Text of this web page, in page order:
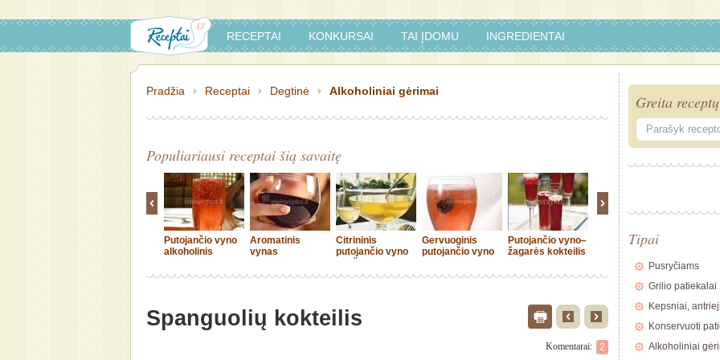
RECEPTAI KONKURSAI TAI ĮDOMU INGREDIENTAI
Pradžia Receptai Degtinė Alkoholiniai gėrimai
Populiariausi receptai šią savaitę
Putojančio vyno
alkoholinis
Aromatinis
vynas
Citrininis
putojančio vyno
Gervuoginis
putojančio vyno
Putojančio vyno–
žagarės kokteilis
Putojantis vynas
su spanguolėmis
Spanguolių kokteilis
Komentarai: 2
Greita
Tipai
Pusryčiams
Grilio patiekalai
Kepsniai, antrieji
Konservuoti
Alkoholiniai